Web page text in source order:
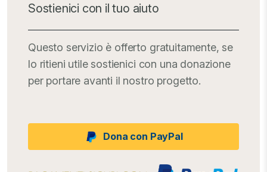
Sostienici con il tuo aiuto
Questo servizio è offerto gratuitamente, se
lo ritieni utile sostienici con una donazione
per portare avanti il nostro progetto.
Dona con PayPal